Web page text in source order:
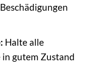
Halte alle
in gutem Zustand